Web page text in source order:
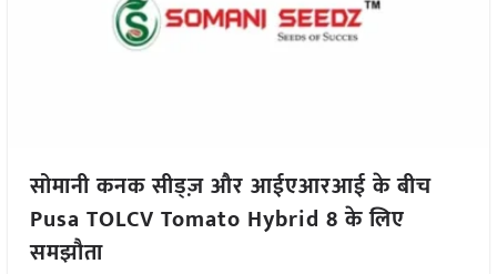
सोमानी कनक सीड्ज़ और आईएआरआई के बीच
Pusa TOLCV Tomato Hybrid 8 के लिए
समझौता